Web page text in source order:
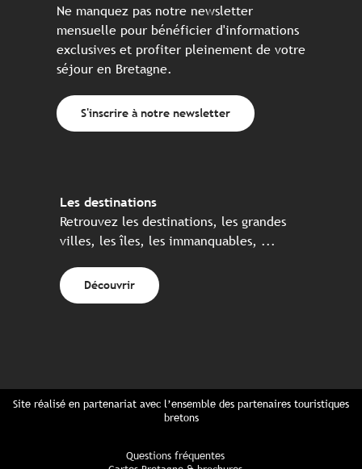
Ne manquez pas notre newsletter
mensuelle pour bénéficier d'informations
exclusives et profiter pleinement de votre
séjour en Bretagne.
S'inscrire à notre newsletter
Les destinations
Retrouvez les destinations, les grandes
villes, les îles, les immanquables, ...
Découvrir
Site réalisé en partenariat avec l’ensemble des partenaires touristiques
bretons
Questions fréquentes